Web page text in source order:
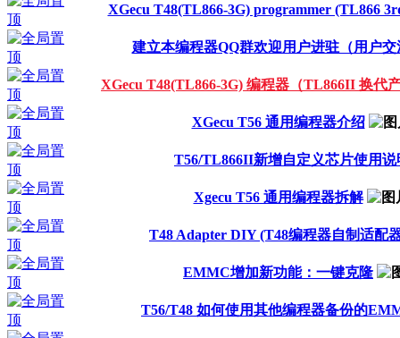
XGecu T48(TL866-3G) programmer (TL866
建立本编程器QQ群欢迎用户进驻（用户交
XGecu T48(TL866-3G) 编程器（TL866II 换代
XGecu T56 通用编程器介绍
T56/TL866II新增自定义芯片使用说
Xgecu T56 通用编程器拆解
T48 Adapter DIY (T48编程器自制适配
EMMC增加新功能：一键克隆
T56/T48 如何使用其他编程器备份的